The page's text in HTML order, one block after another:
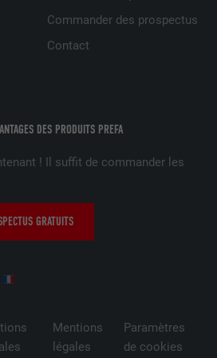
DES PRODUITS PREFA
! Il suffit de commander les
GRATUITS
Commander des prospectus
Contact
Mentions
légales
Paramètres
de cookies
pour suivre l'utilisation de
pour suivre l'utilisation de